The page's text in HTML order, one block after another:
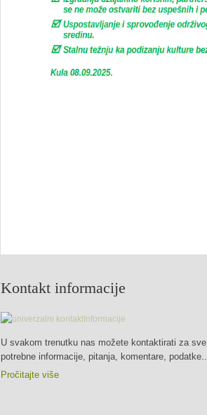
Kontakt informacije
U svakom trenutku nas možete kontaktirati za sve
potrebne informacije, pitanja, komentare, podatke...
Pročitajte više